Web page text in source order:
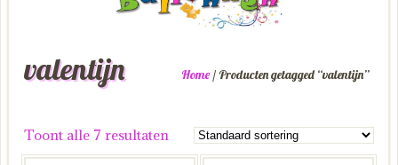
Home / Producten getagged “valentijn”
valentijn
Toont alle 7 resultaten